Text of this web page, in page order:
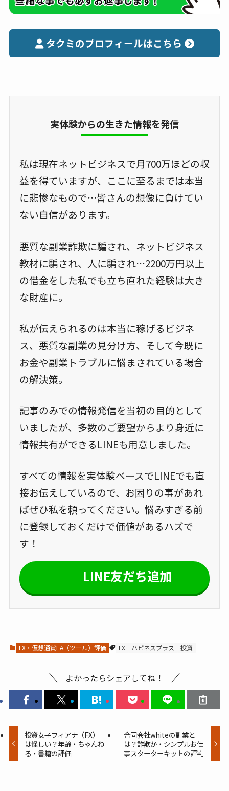
タクミのプロフィールはこちら
実体験からの生きた情報を発信
私は現在ネットビジネスで月700万ほどの収
益を得ていますが、ここに至るまでは本当
に悲惨なもので…皆さんの想像に負けてい
ない自信があります。
悪質な副業詐欺に騙され、ネットビジネス
教材に騙され、人に騙され…2200万円以上
の借金をした私でも立ち直れた経験は大き
な財産に。
私が伝えられるのは本当に稼げるビジネ
ス、悪質な副業の見分け方、そして今既に
お金や副業トラブルに悩まされている場合
の解決策。
記事のみでの情報発信を当初の目的として
いましたが、多数のご要望からより身近に
情報共有ができるLINEも用意しました。
すべての情報を実体験ベースでLINEでも直
接お伝えしているので、お困りの事があれ
ばぜひ私を頼ってください。悩みすぎる前
に登録しておくだけで価値があるハズで
す！
LINE友だち追加
FX・仮想通貨EA（ツール）評価 FX ハピネスプラス 投資
よかったらシェアしてね！
投資女子フィアナ（FX）
は怪しい？年齢・ちゃんね
る・書籍の評価
合同会社whiteの副業と
は？詐欺か・シンプルお仕
事スターターキットの評判